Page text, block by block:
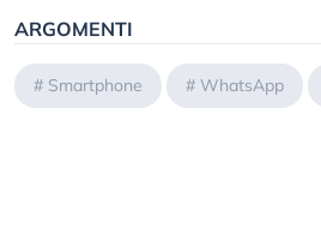
ARGOMENTI
# Smartphone # WhatsApp